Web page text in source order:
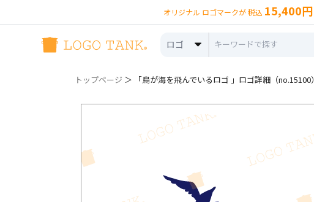
オリジナル ロゴマークが 税込 15,400円
ロゴ
トップページ ＞ 「鳥が海を飛んでいるロゴ 」ロゴ詳細（no.15100）